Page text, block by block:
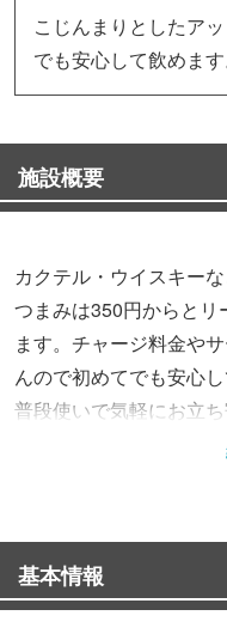
こじんまりとしたア
でも安心して飲めます
施設概要
カクテル・ウイスキー
つまみは350円からと
ます。チャージ料金や
んので初めてでも安心
普段使いで気軽にお立ち
基本情報